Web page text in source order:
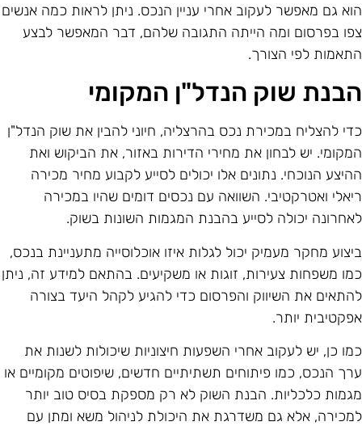
גם מאפשר לעקוב אחרי עניין הנכס. ניתן לראות כמה אנשים
בפרסום ומה הייתה התגובה שלהם, דבר המאפשר לבצע
לפי הצורך.
שוק הנדל"ן המקומי
להצליח במכירת נכס בהרצליה, חיוני להבין את שוק הנדל"ן
יש לבחון את מחירי הדירות באזור, את הביקוש ואת
הנוכחי. נתונים אלו יכולים לסייע לקבוע מחיר מכירה
ואטרקטיבי. השוואה עם נכסים דומים שהיו במכירה
יכולה לסייע בהבנת המגמות השונות בשוק.
מחקר מעמיק יכול לגלות איזו אוכלוסייה מתעניינת בנכס,
משפחות צעירות, זוגות או משקיעים. בהתאם למידע זה, ניתן
את השיווק והפרסום כדי להגיע לקהל היעד בצורה
יותר.
כן, יש לעקוב אחרי השפעות חיצוניות שיכולות לשנות את
הנכס, כמו פיתוחים תשתיתיים חדשים, שיפוטים מקומיים או
כלכליות. הבנת השוק לא רק מספקת בסיס טוב יותר
אלא גם משדרגת את היכולת לניהול משא ומתן עם